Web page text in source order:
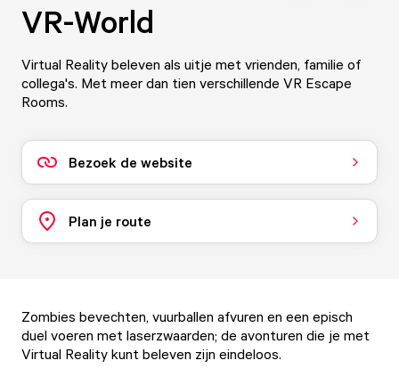
VR-World
Virtual Reality beleven als uitje met vrienden, familie of
collega's. Met meer dan tien verschillende VR Escape
Rooms.
Bezoek de website
Plan je route
Zombies bevechten, vuurballen afvuren en een episch
duel voeren met laserzwaarden; de avonturen die je met
Virtual Reality kunt beleven zijn eindeloos.